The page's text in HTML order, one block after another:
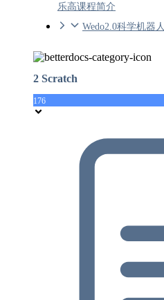
乐高课程简介
Wedo2.0科学机器人
2 Scratch
176